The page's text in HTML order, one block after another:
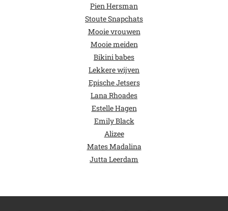
Pien Hersman
Stoute Snapchats
Mooie vrouwen
Mooie meiden
Bikini babes
Lekkere wijven
Epische Jetsers
Lana Rhoades
Estelle Hagen
Emily Black
Alizee
Mates Madalina
Jutta Leerdam